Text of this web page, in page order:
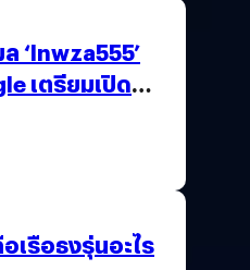
‘lnwza555’
เตรียมเปิด
เรือธงรุ่นอะไร